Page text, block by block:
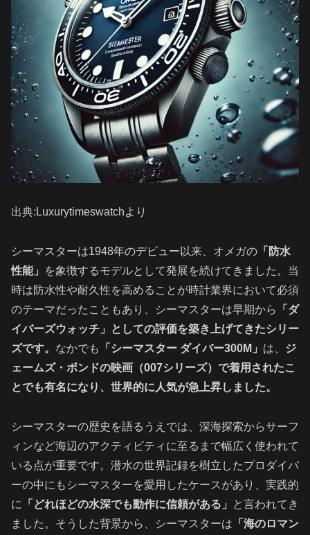
出典:Luxurytimeswatchより
シーマスターは1948年のデビュー以来、オメガの 「防水
性能」
を象徴するモデルとして発展を続けてきました。当
時は防水性や耐久性を高めることが時計業界において必須
のテーマだったこともあり、シーマスターは早期から
「ダ
イバーズウォッチ」としての評価を築き上げてきたシリー
ズです。 なかでも 「シーマスター ダイバー300M」 は、 ジ
ェームズ・ボンドの映画（007シリーズ）で着用されたこ
とでも有名になり、世界的に人気が急上昇しました。
シーマスターの歴史を語るうえでは、深海探索からサーフ
ィンなど海辺のアクティビティに至るまで幅広く使われて
いる点が重要です。潜水の世界記録を樹立したプロダイバ
ーの中にもシーマスターを愛用したケースがあり、実践的
に
「どれほどの水深でも動作に信頼がある」
と言われてき
ました。そうした背景から、シーマスターは 「海のロマン